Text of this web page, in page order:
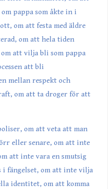
pappa som åkte in i
om att festa med äldre
om att hela tiden
att vilja bli som pappa
att bli
mellan respekt och
om att ta droger för att
om att veta att man
eller senare, om att inte
att inte vara en smutsig
i fängelset, om att inte vilja
identitet, om att komma